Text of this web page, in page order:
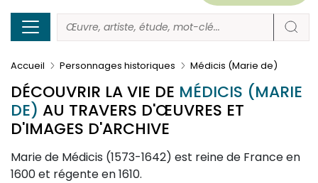
Accueil Personnages historiques Médicis (Marie de)
DÉCOUVRIR LA VIE DE MÉDICIS (MARIE
DE) AU TRAVERS D'ŒUVRES ET
D'IMAGES D'ARCHIVE
Description
Marie de Médicis (1573-1642) est reine de France en
1600 et régente en 1610.